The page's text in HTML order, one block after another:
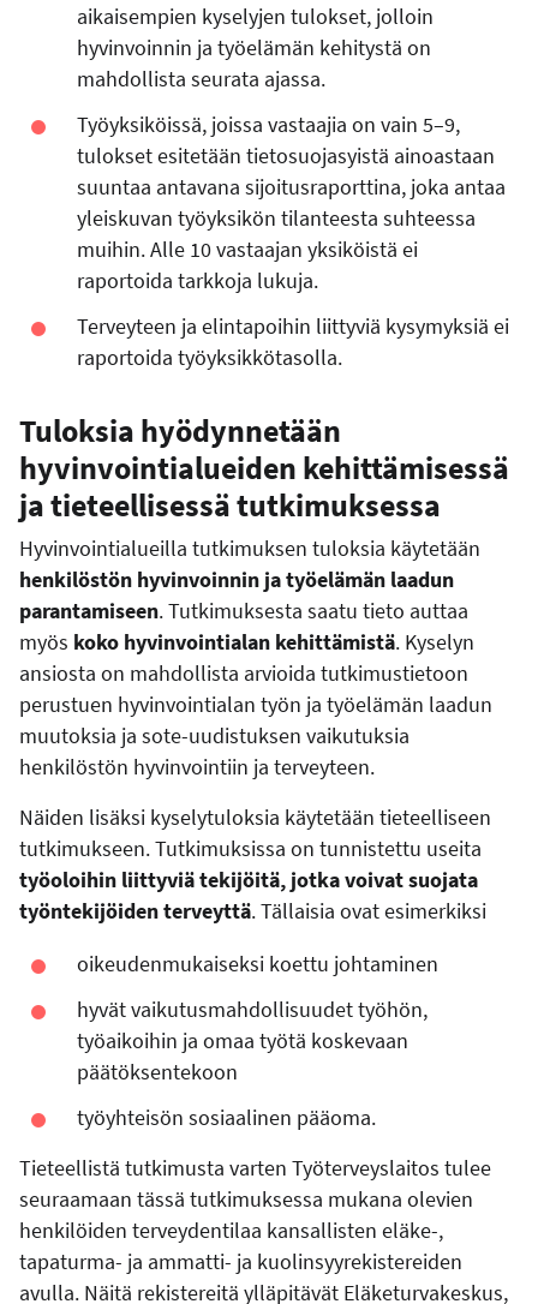
aikaisempien kyselyjen tulokset, jolloin
hyvinvoinnin ja työelämän kehitystä on
mahdollista seurata ajassa.
Työyksiköissä, joissa vastaajia on vain 5–9,
tulokset esitetään tietosuojasyistä ainoastaan
suuntaa antavana sijoitusraporttina, joka antaa
yleiskuvan työyksikön tilanteesta suhteessa
muihin. Alle 10 vastaajan yksiköistä ei
raportoida tarkkoja lukuja.
Terveyteen ja elintapoihin liittyviä kysymyksiä ei
raportoida työyksikkötasolla.
Tuloksia hyödynnetään
hyvinvointialueiden kehittämisessä
ja tieteellisessä tutkimuksessa
Hyvinvointialueilla tutkimuksen tuloksia käytetään
henkilöstön hyvinvoinnin ja työelämän laadun
parantamiseen. Tutkimuksesta saatu tieto auttaa
myös koko hyvinvointialan kehittämistä. Kyselyn
ansiosta on mahdollista arvioida tutkimustietoon
perustuen hyvinvointialan työn ja työelämän laadun
muutoksia ja sote-uudistuksen vaikutuksia
henkilöstön hyvinvointiin ja terveyteen.
Näiden lisäksi kyselytuloksia käytetään tieteelliseen
tutkimukseen. Tutkimuksissa on tunnistettu useita
työoloihin liittyviä tekijöitä, jotka voivat suojata
työntekijöiden terveyttä. Tällaisia ovat esimerkiksi
oikeudenmukaiseksi koettu johtaminen
hyvät vaikutusmahdollisuudet työhön,
työaikoihin ja omaa työtä koskevaan
päätöksentekoon
työyhteisön sosiaalinen pääoma.
Tieteellistä tutkimusta varten Työterveyslaitos tulee
seuraamaan tässä tutkimuksessa mukana olevien
henkilöiden terveydentilaa kansallisten eläke-,
tapaturma- ja ammatti- ja kuolinsyyrekistereiden
avulla. Näitä rekistereitä ylläpitävät Eläketurvakeskus,